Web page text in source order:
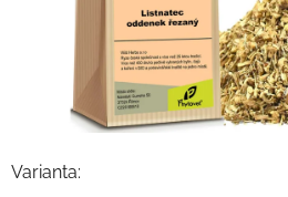
Varianta: